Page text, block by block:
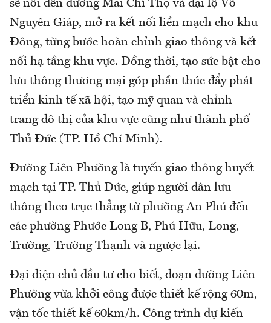
sẽ nối đến đường Mai Chí Thọ và đại lộ Võ
Nguyên Giáp, mở ra kết nối liền mạch cho khu
Đông, từng bước hoàn chỉnh giao thông và kết
nối hạ tầng khu vực. Đồng thời, tạo sức bật cho
lưu thông thương mại góp phần thúc đẩy phát
triển kinh tế xã hội, tạo mỹ quan và chỉnh
trang đô thị của khu vực cũng như thành phố
Thủ Đức (TP. Hồ Chí Minh).
Đường Liên Phường là tuyến giao thông huyết
mạch tại TP. Thủ Đức, giúp người dân lưu
thông theo trục thẳng từ phường An Phú đến
các phường Phước Long B, Phú Hữu, Long,
Trường, Trường Thạnh và ngược lại.
Đại diện chủ đầu tư cho biết, đoạn đường Liên
Phường vừa khởi công được thiết kế rộng 60m,
vận tốc thiết kế 60km/h. Công trình dự kiến